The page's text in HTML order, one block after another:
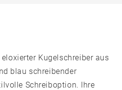
eloxierter Kugelschreiber aus
blau schreibender
Schreiboption. Ihre